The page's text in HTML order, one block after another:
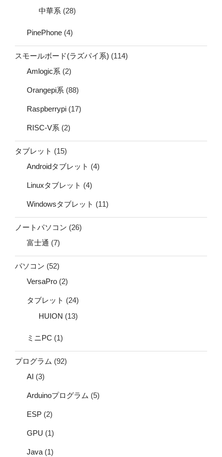
中華系 (28)
PinePhone (4)
スモールボード(ラズパイ系) (114)
Amlogic系 (2)
Orangepi系 (88)
Raspberrypi (17)
RISC-V系 (2)
タブレット (15)
Androidタブレット (4)
Linuxタブレット (4)
Windowsタブレット (11)
ノートパソコン (26)
富士通 (7)
パソコン (52)
VersaPro (2)
タブレット (24)
HUION (13)
ミニPC (1)
プログラム (92)
AI (3)
Arduinoプログラム (5)
ESP (2)
GPU (1)
Java (1)